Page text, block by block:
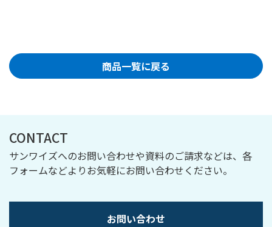
商品一覧に戻る
CONTACT
サンワイズへのお問い合わせや資料のご請求などは、各
フォームなどよりお気軽にお問い合わせください。
お問い合わせ